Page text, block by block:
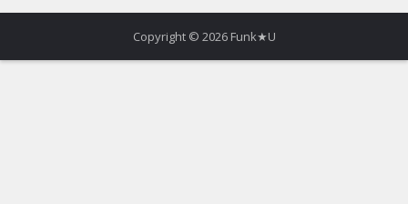
Copyright © 2026 Funk★U